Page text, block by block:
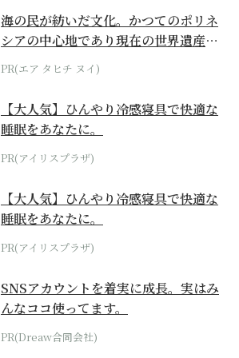
海の民が紡いだ文化。かつてのポリネ
シアの中心地であり現在の世界遺産か
らみえてくる...
PR(エア タヒチ ヌイ)
【大人気】ひんやり冷感寝具で快適な
睡眠をあなたに。
PR(アイリスプラザ)
【大人気】ひんやり冷感寝具で快適な
睡眠をあなたに。
PR(アイリスプラザ)
SNSアカウントを着実に成長。実はみ
んなココ使ってます。
PR(Dreaw合同会社)